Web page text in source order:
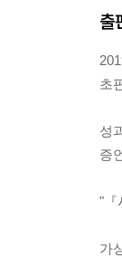
출
초
성
증
"『
가